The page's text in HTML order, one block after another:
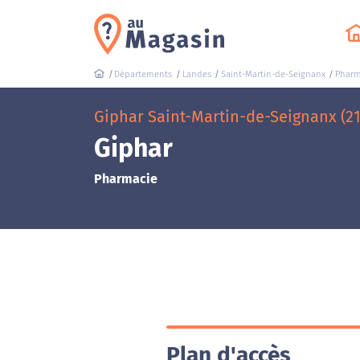
Départements Landes Saint-Martin-de-Seignanx
Giphar Saint-Martin-de-Seignanx
Giphar
Pharmacie